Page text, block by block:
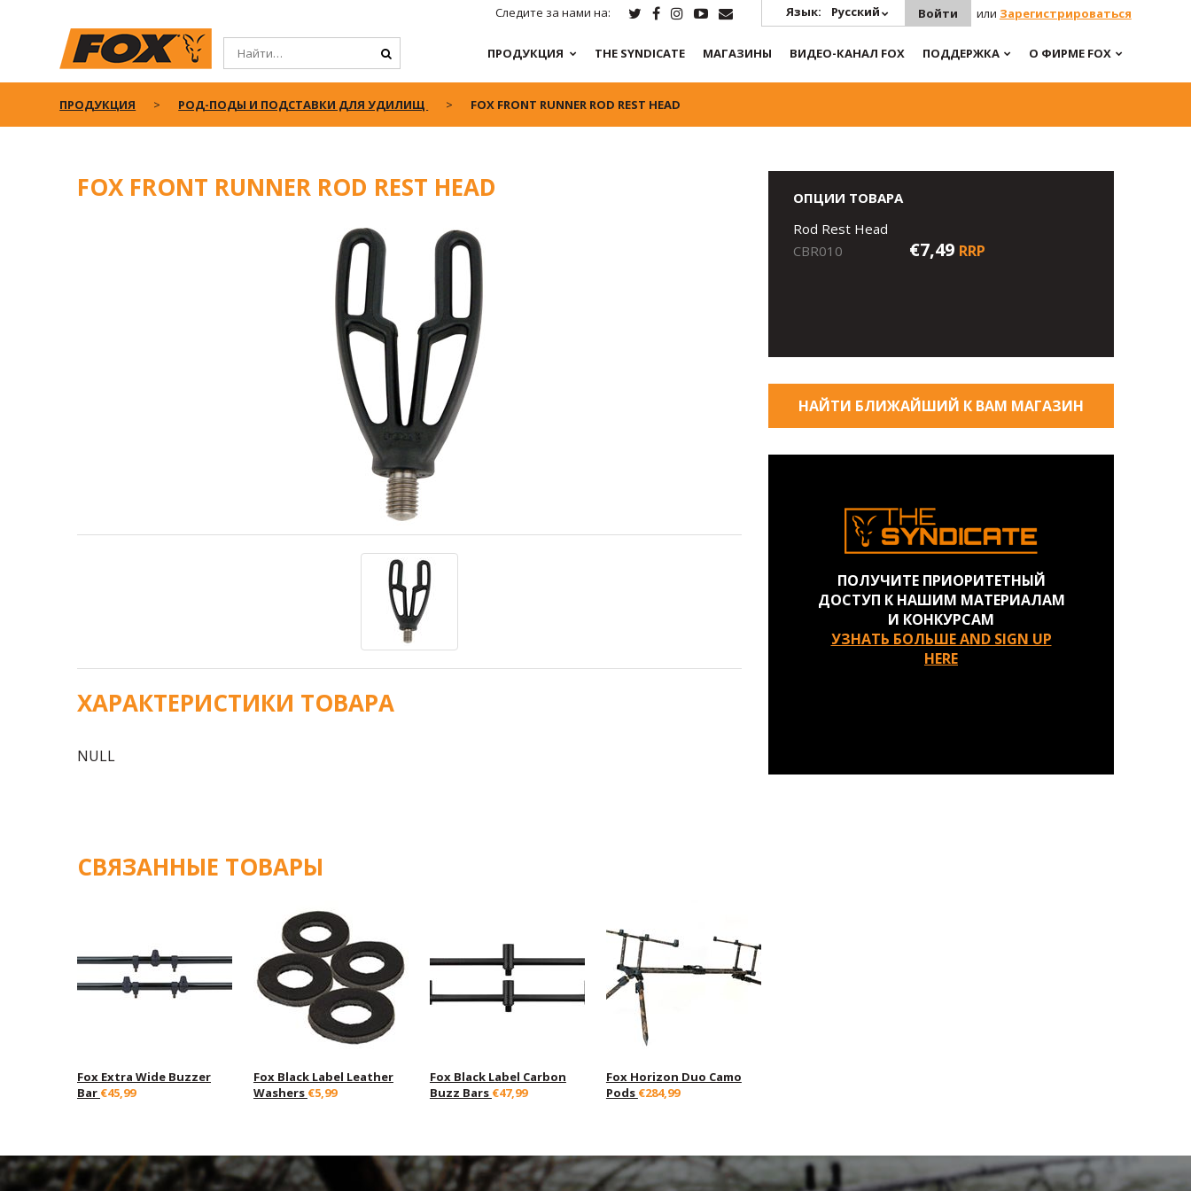
Следите за нами на: Язык: Русский Войти или Зарегистрироваться
ПРОДУКЦИЯ THE SYNDICATE МАГАЗИНЫ ВИДЕО-КАНАЛ FOX ПОДДЕРЖКА О ФИРМЕ FOX
ПРОДУКЦИЯ РОД-ПОДЫ И ПОДСТАВКИ ДЛЯ УДИЛИЩ FOX FRONT RUNNER ROD REST HEAD
FOX FRONT RUNNER ROD REST HEAD
ХАРАКТЕРИСТИКИ ТОВАРА
NULL
ОПЦИИ ТОВАРА
Rod Rest Head
CBR010
€7,49 RRP
НАЙТИ БЛИЖАЙШИЙ К ВАМ МАГАЗИН
ПОЛУЧИТЕ ПРИОРИТЕТНЫЙ
ДОСТУП К НАШИМ МАТЕРИАЛАМ
И КОНКУРСАМ
УЗНАТЬ БОЛЬШЕ AND SIGN UP
HERE
СВЯЗАННЫЕ ТОВАРЫ
Fox Extra Wide Buzzer
Bar €45,99
Fox Black Label Leather
Washers €5,99
Fox Black Label Carbon
Buzz Bars €47,99
Fox Horizon Duo Camo
Pods €284,99